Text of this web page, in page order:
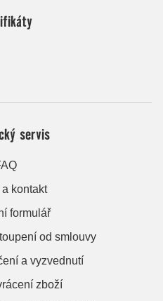
servis
a kontakt
formulář
od smlouvy
a vyzvednutí
zboží